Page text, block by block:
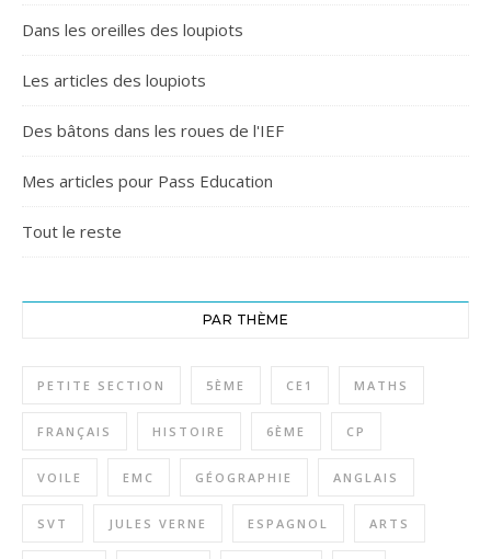
Dans les oreilles des loupiots
Les articles des loupiots
Des bâtons dans les roues de l'IEF
Mes articles pour Pass Education
Tout le reste
PAR THÈME
PETITE SECTION 5ÈME CE1 MATHS
FRANÇAIS HISTOIRE 6ÈME CP
VOILE EMC GÉOGRAPHIE ANGLAIS
SVT JULES VERNE ESPAGNOL ARTS